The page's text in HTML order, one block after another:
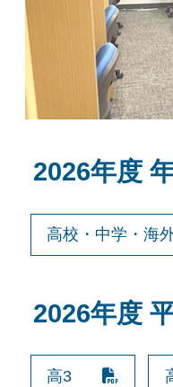
2026年度
高校・中学・海
2026年度
高3